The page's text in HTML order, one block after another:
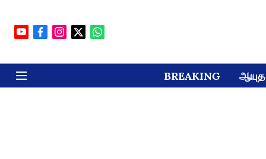
BREAKING ஆயுத